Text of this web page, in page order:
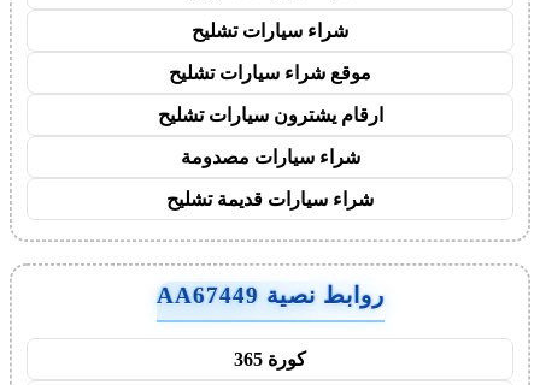
شراء سيارات تشليح
موقع شراء سيارات تشليح
ارقام يشترون سيارات تشليح
شراء سيارات مصدومة
شراء سيارات قديمة تشليح
روابط نصية AA67449
كورة 365